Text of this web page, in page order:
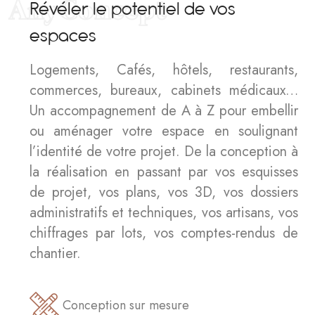
AnyConcept
Révéler le potentiel de vos
espaces
Logements, Cafés, hôtels, restaurants,
commerces, bureaux, cabinets médicaux…
Un accompagnement de A à Z pour embellir
ou aménager votre espace en soulignant
l’identité de votre projet. De la conception à
la réalisation en passant par vos esquisses
de projet, vos plans, vos 3D, vos dossiers
administratifs et techniques, vos artisans, vos
chiffrages par lots, vos comptes-rendus de
chantier.
Conception sur mesure